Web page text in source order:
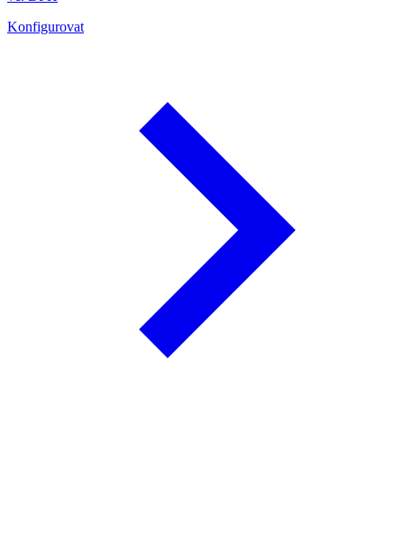
Konfigurovat